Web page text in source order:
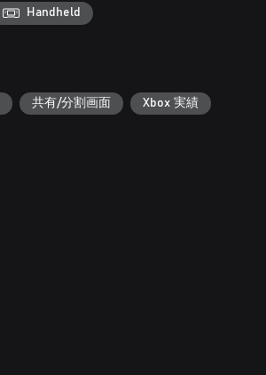
Handheld
共有/分割画面 Xbox 実績